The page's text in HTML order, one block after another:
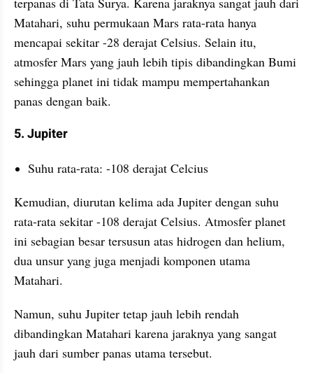
Matahari, suhu permukaan Mars rata-rata hanya
mencapai sekitar -28 derajat Celsius. Selain itu,
atmosfer Mars yang jauh lebih tipis dibandingkan Bumi
sehingga planet ini tidak mampu mempertahankan
panas dengan baik.
5. Jupiter
Suhu rata-rata: -108 derajat Celcius
Kemudian, diurutan kelima ada Jupiter dengan suhu
rata-rata sekitar -108 derajat Celsius. Atmosfer planet
ini sebagian besar tersusun atas hidrogen dan helium,
dua unsur yang juga menjadi komponen utama
Matahari.
Namun, suhu Jupiter tetap jauh lebih rendah
dibandingkan Matahari karena jaraknya yang sangat
jauh dari sumber panas utama tersebut.